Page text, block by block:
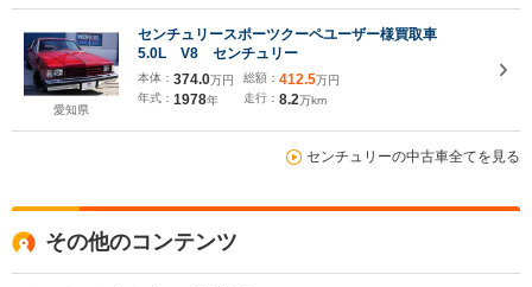
愛知県
センチュリースポーツクーペユーザー様買取車
5.0L V8 センチュリー
本体： 374.0万円
年式： 1978年
総額： 412.5万円
走行： 8.2万km
センチュリーの中古車全てを見る
その他のコンテンツ